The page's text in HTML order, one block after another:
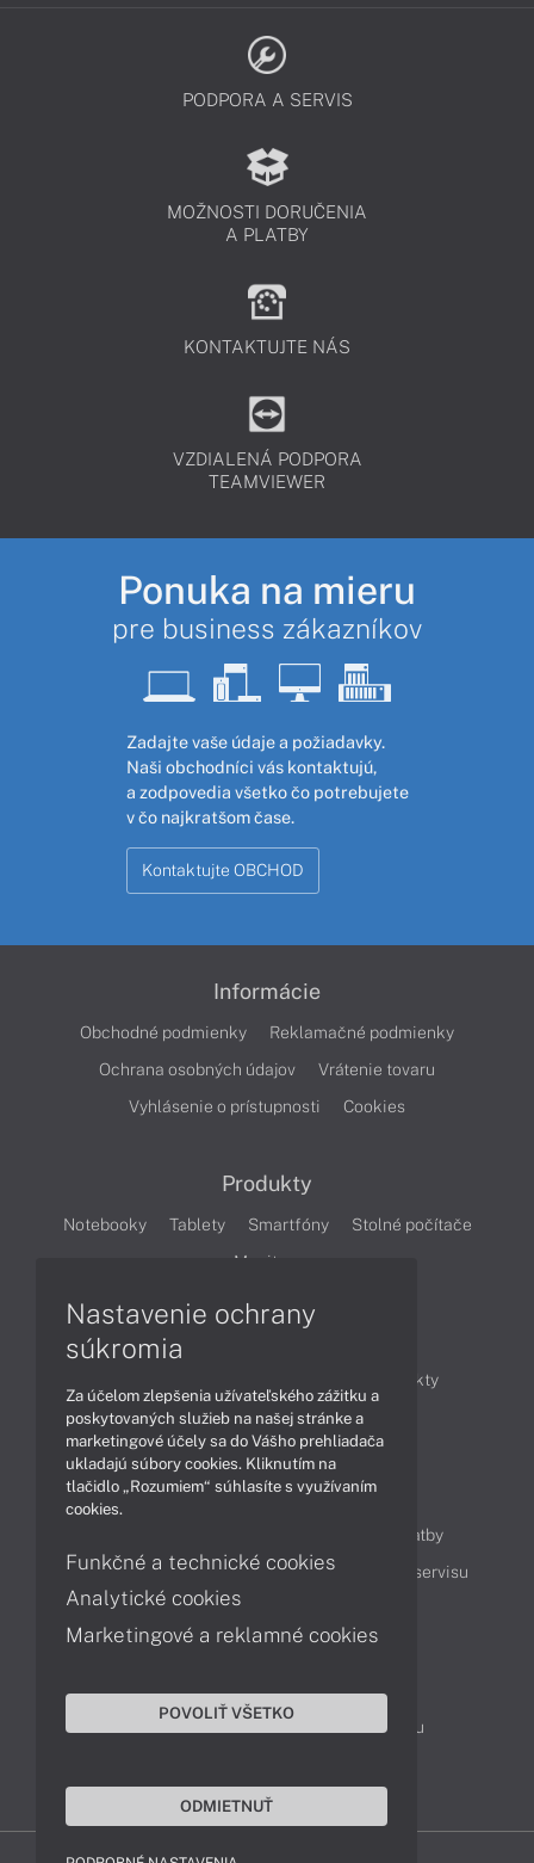
PODPORA A SERVIS
MOŽNOSTI DORUČENIA
A PLATBY
KONTAKTUJTE NÁS
VZDIALENÁ PODPORA
TEAMVIEWER
Ponuka na mieru
pre business zákazníkov
Zadajte vaše údaje a požiadavky.
Naši obchodníci vás kontaktujú,
a zodpovedia všetko čo potrebujete
v čo najkratšom čase.
Kontaktujte OBCHOD
Informácie
Obchodné podmienky
Reklamačné podmienky
Ochrana osobných údajov
Vrátenie tovaru
Vyhlásenie o prístupnosti
Cookies
Produkty
Notebooky Tablety Smartfóny
Stolné počítače
Monitory
Produkty
Technológie
Videá
Obsah
Možnosti doručenia a platby
Podpora a servis
Servisné služby Cenník servisu
Kontakty
043 4224 771
Obchodné oddelenie
Reklamácia tovaru
Nastavenie ochrany
súkromia
Za účelom zlepšenia užívateľského zážitku a
poskytovaných služieb na našej stránke a
marketingové účely sa do Vášho prehliadača
ukladajú súbory cookies. Kliknutím na
tlačidlo „Rozumiem“ súhlasíte s využívaním
cookies.
Funkčné a technické cookies
Analytické cookies
Marketingové a reklamné cookies
POVOLIŤ VŠETKO
ODMIETNUŤ